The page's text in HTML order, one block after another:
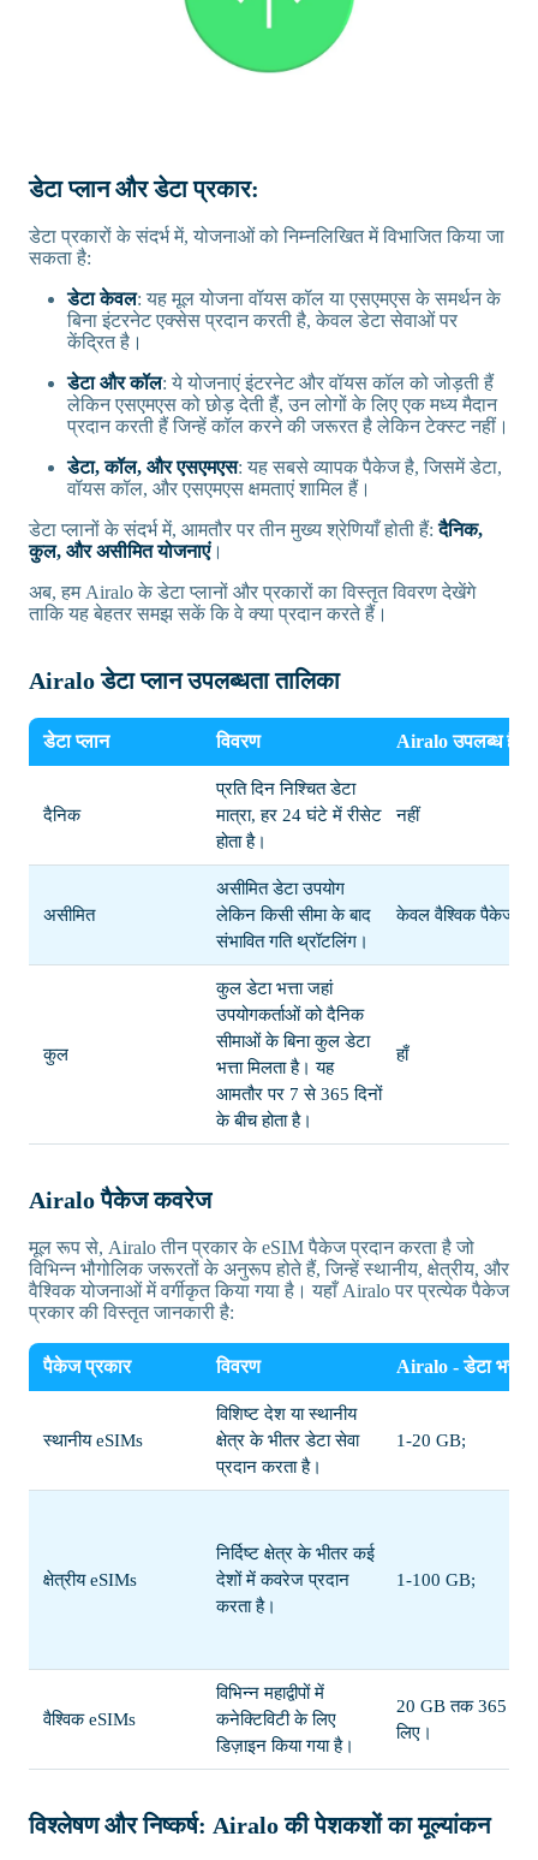
डेटा प्लान और डेटा प्रकार:
डेटा प्रकारों के संदर्भ में, योजनाओं को निम्नलिखित में विभाजित किया जा
सकता है:
डेटा केवल: यह मूल योजना वॉयस कॉल या एसएमएस के समर्थन के
बिना इंटरनेट एक्सेस प्रदान करती है, केवल डेटा सेवाओं पर
केंद्रित है।
डेटा और कॉल: ये योजनाएं इंटरनेट और वॉयस कॉल को जोड़ती हैं
लेकिन एसएमएस को छोड़ देती हैं, उन लोगों के लिए एक मध्य मैदान
प्रदान करती हैं जिन्हें कॉल करने की जरूरत है लेकिन टेक्स्ट नहीं।
डेटा, कॉल, और एसएमएस: यह सबसे व्यापक पैकेज है, जिसमें डेटा,
वॉयस कॉल, और एसएमएस क्षमताएं शामिल हैं।
डेटा प्लानों के संदर्भ में, आमतौर पर तीन मुख्य श्रेणियाँ होती हैं:दैनिक,
कुल, और असीमित योजनाएं।
अब, हम Airalo के डेटा प्लानों और प्रकारों का विस्तृत विवरण देखेंगे
ताकि यह बेहतर समझ सकें कि वे क्या प्रदान करते हैं।
Airalo डेटा प्लान उपलब्धता तालिका
डेटा प्लान विवरण Airalo उपलब्ध है
दैनिक
प्रति दिन निश्चित डेटा
मात्रा, हर 24 घंटे में रीसेट
होता है।
नहीं
असीमित
असीमित डेटा उपयोग
लेकिन किसी सीमा के बाद
संभावित गति थ्रॉटलिंग।
केवल वैश्विक पैकेजों
कुल
कुल डेटा भत्ता जहां
उपयोगकर्ताओं को दैनिक
सीमाओं के बिना कुल डेटा
भत्ता मिलता है। यह
आमतौर पर 7 से 365 दिनों
के बीच होता है।
हाँ
Airalo पैकेज कवरेज
मूल रूप से, Airalo तीन प्रकार के eSIM पैकेज प्रदान करता है जो
विभिन्न भौगोलिक जरूरतों के अनुरूप होते हैं, जिन्हें स्थानीय, क्षेत्रीय, और
वैश्विक योजनाओं में वर्गीकृत किया गया है। यहाँ Airalo पर प्रत्येक पैकेज
प्रकार की विस्तृत जानकारी है:
पैकेज प्रकार विवरण Airalo - डेटा भत्ता
स्थानीय eSIMs
विशिष्ट देश या स्थानीय
क्षेत्र के भीतर डेटा सेवा
प्रदान करता है।
1-20 GB;
क्षेत्रीय eSIMs
निर्दिष्ट क्षेत्र के भीतर कई
देशों में कवरेज प्रदान
करता है।
1-100 GB;
वैश्विक eSIMs
विभिन्न महाद्वीपों में
कनेक्टिविटी के लिए
डिज़ाइन किया गया है।
20 GB तक 365
लिए।
विश्लेषण और निष्कर्ष: Airalo की पेशकशों का मूल्यांकन